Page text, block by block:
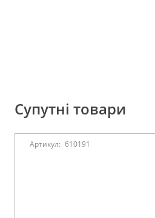
Супутні товари
Артикул: 610191